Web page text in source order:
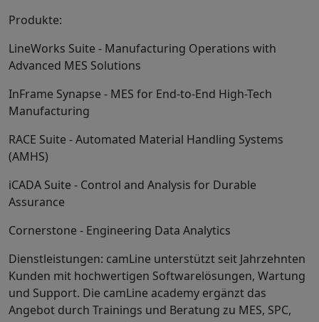
Produkte:
LineWorks Suite - Manufacturing Operations with
Advanced MES Solutions
InFrame Synapse - MES for End-to-End High-Tech
Manufacturing
RACE Suite - Automated Material Handling Systems
(AMHS)
iCADA Suite - Control and Analysis for Durable
Assurance
Cornerstone - Engineering Data Analytics
Dienstleistungen: camLine unterstützt seit Jahrzehnten
Kunden mit hochwertigen Softwarelösungen, Wartung
und Support. Die camLine academy ergänzt das
Angebot durch Trainings und Beratung zu MES, SPC,